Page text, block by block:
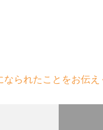
られたことをお伝え